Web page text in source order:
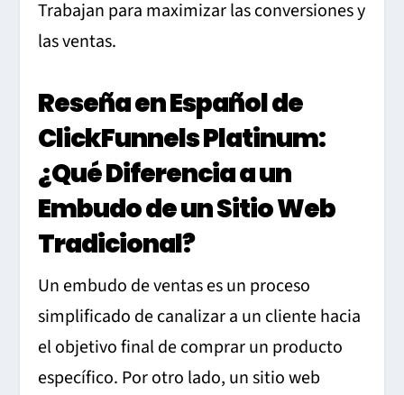
Trabajan para maximizar las conversiones y
las ventas.
Reseña en Español de
ClickFunnels Platinum:
¿Qué Diferencia a un
Embudo de un Sitio Web
Tradicional?
Un embudo de ventas es un proceso
simplificado de canalizar a un cliente hacia
el objetivo final de comprar un producto
específico. Por otro lado, un sitio web